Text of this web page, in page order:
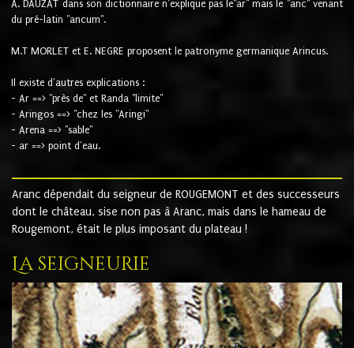
A. DAUZAT dans son dictionnaire n'explique pas le"ar" mais le "anc" venant
du pré-latin "ancum".
M.T MORLET et E. NEGRE proposent le patronyme germanique Arincus.
Il existe d'autres explications :
- Ar ==> "près de" et Randa "limite"
- Aringos ==> "chez les "Aringi"
- Arena ==> "sable"
- ar ==> point d'eau.
Aranc dépendait du seigneur de ROUGEMONT et des successeurs
dont le château, sise non pas à Aranc, mais dans le hameau de
Rougemont, était le plus imposant du plateau !
La seigneurie